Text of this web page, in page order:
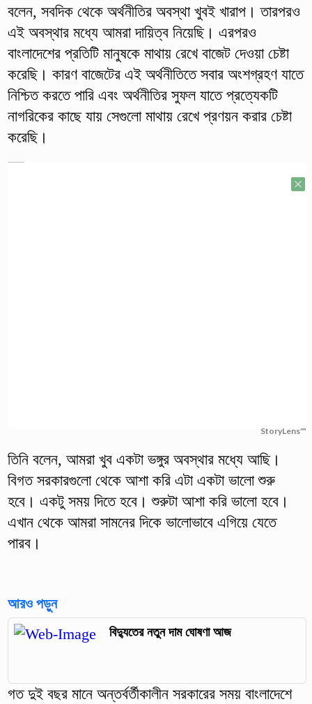
বলেন, সবদিক থেকে অর্থনীতির অবস্থা খুবই খারাপ। তারপরও
এই অবস্থার মধ্যে আমরা দায়িত্ব নিয়েছি। এরপরও
বাংলাদেশের প্রতিটি মানুষকে মাথায় রেখে বাজেট দেওয়া চেষ্টা
করেছি। কারণ বাজেটের এই অর্থনীতিতে সবার অংশগ্রহণ যাতে
নিশ্চিত করতে পারি এবং অর্থনীতির সুফল যাতে প্রত্যেকটি
নাগরিকের কাছে যায় সেগুলো মাথায় রেখে প্রণয়ন করার চেষ্টা
করেছি।
StoryLens™
তিনি বলেন, আমরা খুব একটা ভঙ্গুর অবস্থার মধ্যে আছি।
বিগত সরকারগুলো থেকে আশা করি এটা একটা ভালো শুরু
হবে। একটু সময় দিতে হবে। শুরুটা আশা করি ভালো হবে।
এখান থেকে আমরা সামনের দিকে ভালোভাবে এগিয়ে যেতে
পারব।
আরও পড়ুন
বিদ্যুতের নতুন দাম ঘোষণা আজ
গত দুই বছর মানে অন্তর্বর্তীকালীন সরকারের সময় বাংলাদেশে